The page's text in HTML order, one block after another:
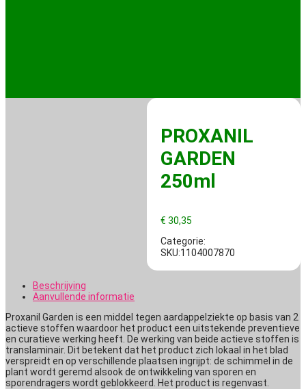
PROXANIL
GARDEN
250ml
€ 30,35
Categorie:
SKU:1104007870
Beschrijving
Aanvullende informatie
Proxanil Garden is een middel tegen aardappelziekte op basis van 2
actieve stoffen waardoor het product een uitstekende preventieve
en curatieve werking heeft. De werking van beide actieve stoffen is
translaminair. Dit betekent dat het product zich lokaal in het blad
verspreidt en op verschillende plaatsen ingrijpt: de schimmel in de
plant wordt geremd alsook de ontwikkeling van sporen en
sporendragers wordt geblokkeerd. Het product is regenvast.